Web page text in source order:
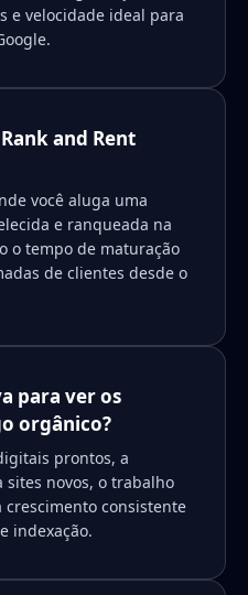
e velocidade ideal para
and Rent
você aluga uma
e ranqueada na
o tempo de maturação
de clientes desde o
para ver os
orgânico?
prontos, a
sites novos, o trabalho
crescimento consistente
indexação.